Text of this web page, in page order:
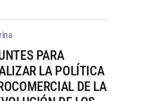
PARA
LA POLÍTICA
DE LA